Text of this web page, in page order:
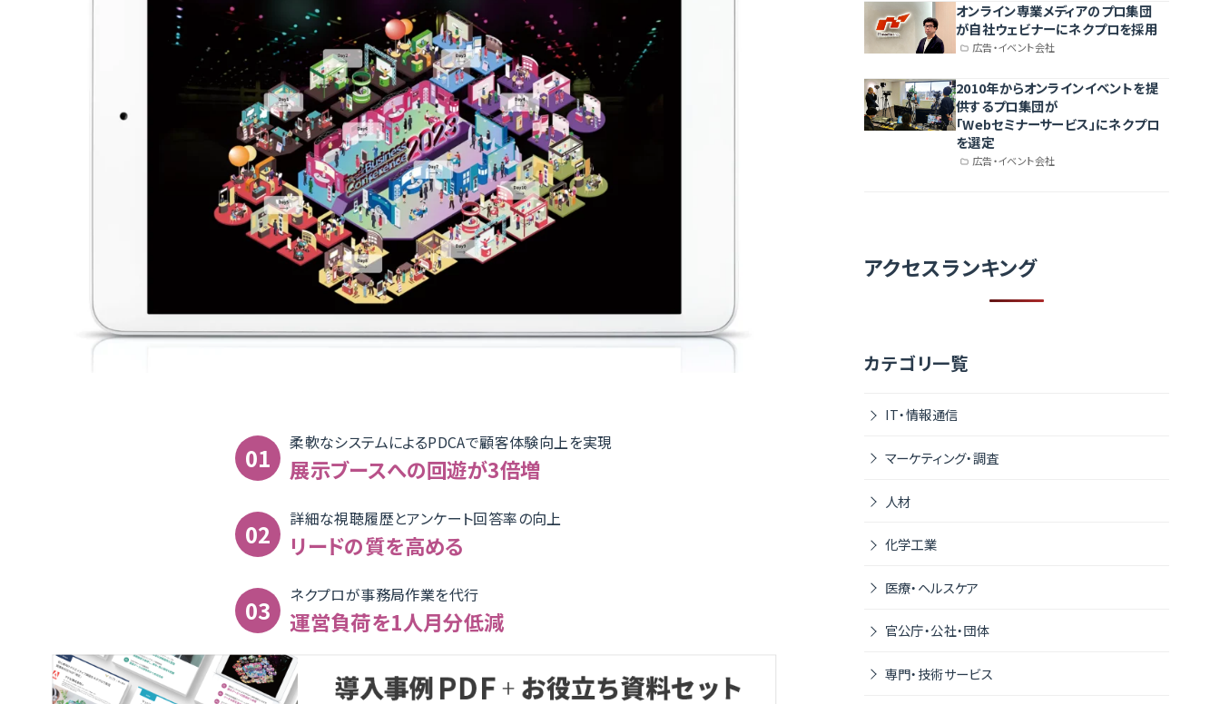
柔軟なシステムによるPDCAで顧客体験向上を実現
展示ブースへの回遊が3倍増
詳細な視聴履歴とアンケート回答率の向上
リードの質を高める
ネクプロが事務局作業を代行
運営負荷を1人月分低減
広告・イベント会社
オンライン専業メディアのプロ集団
が自社ウェビナーにネクプロを採用
広告・イベント会社
2010年からオンラインイベントを提
供するプロ集団が
「Webセミナーサービス」にネクプロ
を選定
アクセスランキング
カテゴリ一覧
IT・情報通信
マーケティング・調査
人材
化学工業
医療・ヘルスケア
官公庁・公社・団体
専門・技術サービス